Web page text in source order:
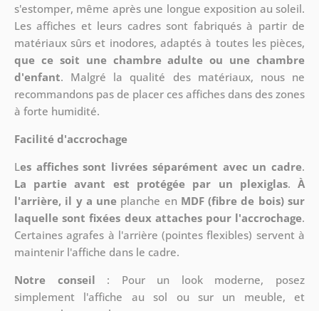
s'estomper, même après une longue exposition au soleil.
Les affiches et leurs cadres sont fabriqués à partir de
matériaux sûrs et inodores, adaptés à toutes les pièces,
que ce soit une chambre adulte ou une chambre
d'enfant. Malgré la qualité des matériaux, nous ne
recommandons pas de placer ces affiches dans des zones
à forte humidité.
Facilité d'accrochage
Les affiches sont livrées séparément avec un cadre.
La partie avant est protégée par un plexiglas.À
l'arrière, il y a une planche en MDF (fibre de bois) sur
laquelle sont fixées deux attaches pour l'accrochage.
Certaines agrafes à l'arrière (pointes flexibles) servent à
maintenir l'affiche dans le cadre.
Notre conseil : Pour un look moderne, posez
simplement l'affiche au sol ou sur un meuble, et